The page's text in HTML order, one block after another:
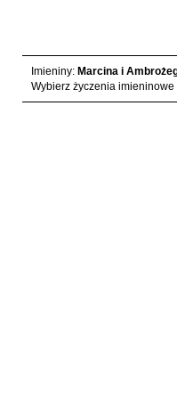
Imieniny: Marcina i
Wybierz życzenia